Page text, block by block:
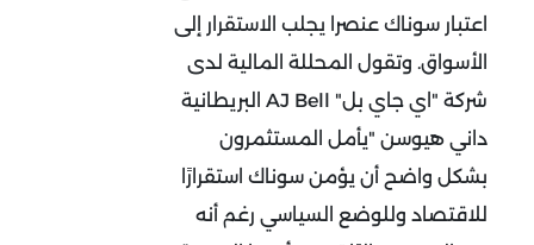
اعتبار سوناك عنصرا يجلب الاستقرار إلى
الأسواق. وتقول المحللة المالية لدى
شركة "اي جاي بل" AJ Bell البريطانية
داني هيوسن "يأمل المستثمرون
بشكل واضح أن يؤمن سوناك استقرارًا
للاقتصاد وللوضع السياسي رغم أنه